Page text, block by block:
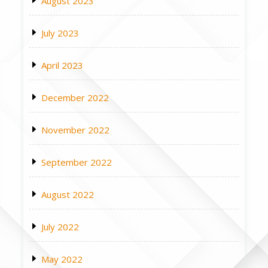
July 2023
April 2023
December 2022
November 2022
September 2022
August 2022
July 2022
May 2022